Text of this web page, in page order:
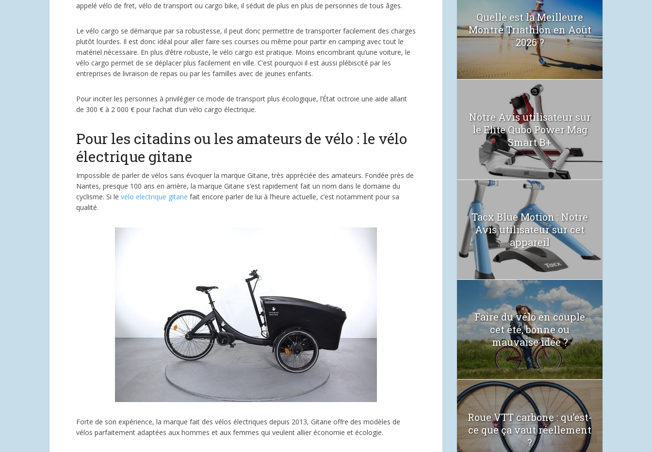
appelé vélo de fret, vélo de transport ou cargo bike, il séduit de plus en plus de personnes de tous âges.
Le vélo cargo se démarque par sa robustesse, il peut donc permettre de transporter facilement des charges
plutôt lourdes. Il est donc idéal pour aller faire ses courses ou même pour partir en camping avec tout le
matériel nécessaire. En plus d’être robuste, le vélo cargo est pratique. Moins encombrant qu’une voiture, le
vélo cargo permet de se déplacer plus facilement en ville. C’est pourquoi il est aussi plébiscité par les
entreprises de livraison de repas ou par les familles avec de jeunes enfants.
Pour inciter les personnes à privilégier ce mode de transport plus écologique, l’État octroie une aide allant
de 300 € à 2 000 € pour l’achat d’un vélo cargo électrique.
Pour les citadins ou les amateurs de vélo : le vélo
électrique gitane
Impossible de parler de vélos sans évoquer la marque Gitane, très appréciée des amateurs. Fondée près de
Nantes, presque 100 ans en arrière, la marque Gitane s’est rapidement fait un nom dans le domaine du
cyclisme. Si le velo electrique gitane fait encore parler de lui à l’heure actuelle, c’est notamment pour sa
qualité.
Forte de son expérience, la marque fait des vélos électriques depuis 2013, Gitane offre des modèles de
vélos parfaitement adaptées aux hommes et aux femmes qui veulent allier économie et écologie.
Quelle est la Meilleure
Montre Triathlon en Août
2026 ?
Notre Avis utilisateur sur
le Elite Qubo Power Mag
Smart B+
Tacx Blue Motion : Notre
Avis utilisateur sur cet
appareil
Faire du vélo en couple
cet été, bonne ou
mauvaise idée ?
Roue VTT carbone : qu’est-
ce que ça vaut réellement
?